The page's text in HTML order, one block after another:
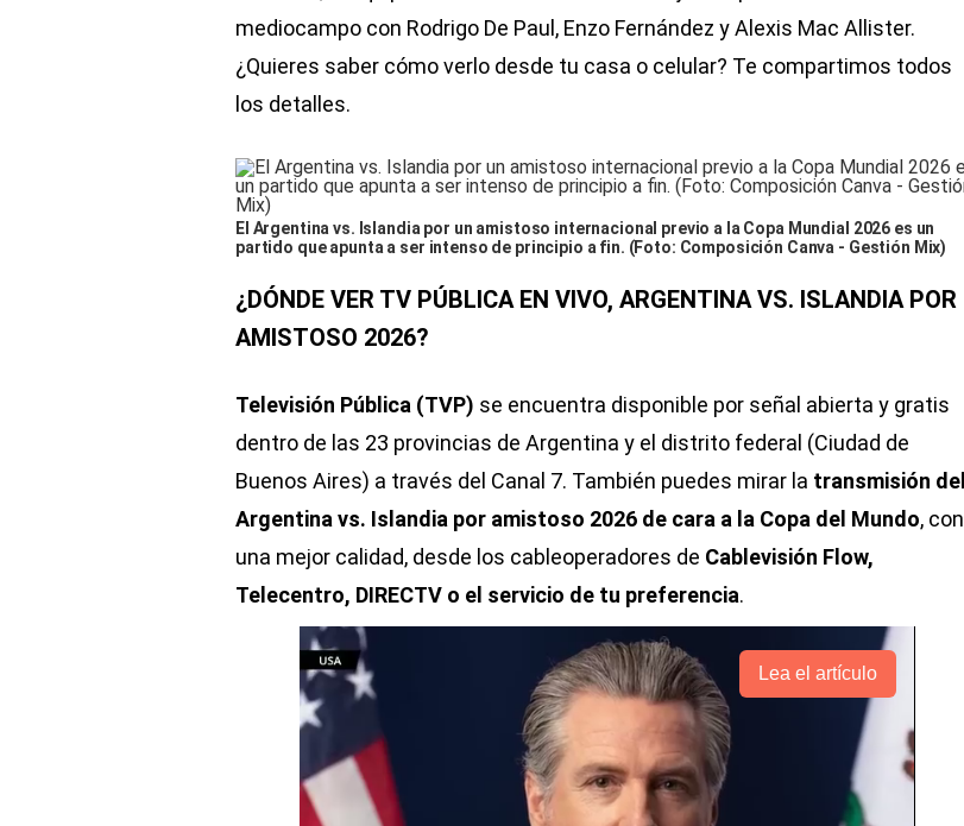
mediocampo con Rodrigo De Paul, Enzo Fernández y Alexis Mac Allister.
¿Quieres saber cómo verlo desde tu casa o celular? Te compartimos todos
los detalles.
El Argentina vs. Islandia por un amistoso internacional previo a la Copa Mundial 2026 es un
partido que apunta a ser intenso de principio a fin. (Foto: Composición Canva - Gestión Mix)
¿DÓNDE VER TV PÚBLICA EN VIVO, ARGENTINA VS. ISLANDIA POR
AMISTOSO 2026?
Televisión Pública (TVP) se encuentra disponible por señal abierta y gratis
dentro de las 23 provincias de Argentina y el distrito federal (Ciudad de
Buenos Aires) a través del Canal 7. También puedes mirar la transmisión del
Argentina vs. Islandia por amistoso 2026 de cara a la Copa del Mundo, con
una mejor calidad, desde los cableoperadores de Cablevisión Flow,
Telecentro, DIRECTV o el servicio de tu preferencia.
Lea el artículo